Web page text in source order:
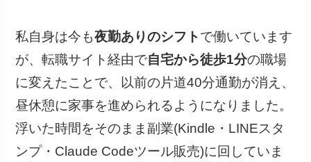
私自身は今も夜勤ありのシフトで働いています
が、転職サイト経由で自宅から徒歩1分の職場
に変えたことで、以前の片道40分通勤が消え、
昼休憩に家事を進められるようになりました。
浮いた時間をそのまま副業(Kindle・LINEスタ
ンプ・Claude Codeツール販売)に回していま